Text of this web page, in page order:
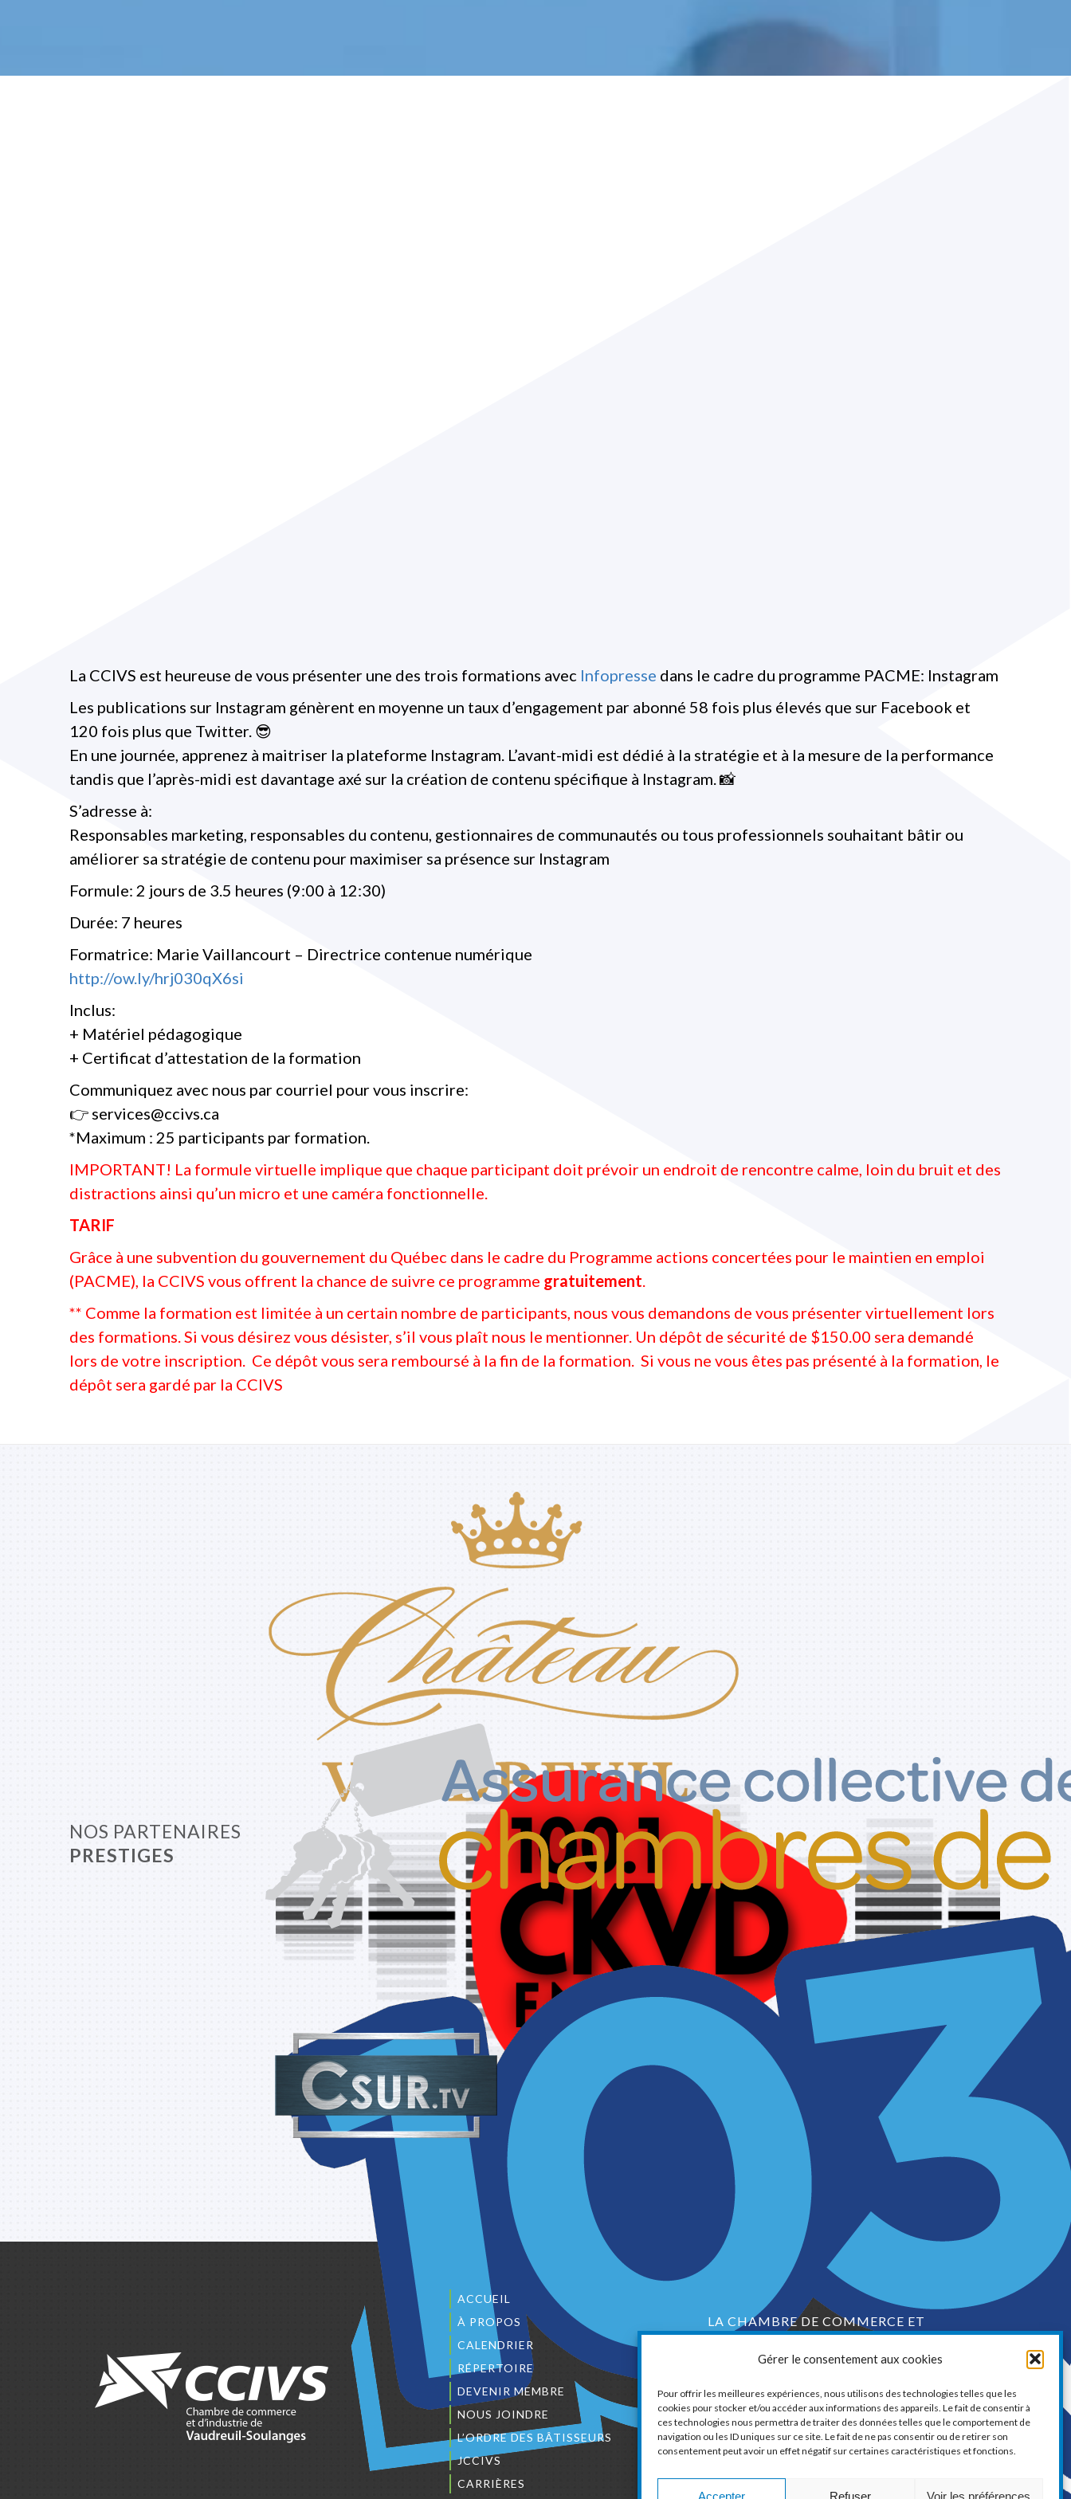
Gérer le consentement aux cookies
Pour offrir les meilleures expériences, nous utilisons des technologies telles que les
cookies pour stocker et/ou accéder aux informations des appareils. Le fait de consentir à
ces technologies nous permettra de traiter des données telles que le comportement de
navigation ou les ID uniques sur ce site. Le fait de ne pas consentir ou de retirer son
consentement peut avoir un effet négatif sur certaines caractéristiques et fonctions.
Accepter Refuser Voir les préférences
La CCIVS est heureuse de vous présenter une des trois formations avec Infopresse dans le cadre du programme PACME: Instagram
Les publications sur Instagram génèrent en moyenne un taux d’engagement par abonné 58 fois plus élevés que sur Facebook et
120 fois plus que Twitter. 😎
En une journée, apprenez à maitriser la plateforme Instagram. L’avant-midi est dédié à la stratégie et à la mesure de la performance
tandis que l’après-midi est davantage axé sur la création de contenu spécifique à Instagram. 📸
S’adresse à:
Responsables marketing, responsables du contenu, gestionnaires de communautés ou tous professionnels souhaitant bâtir ou
améliorer sa stratégie de contenu pour maximiser sa présence sur Instagram
Formule: 2 jours de 3.5 heures (9:00 à 12:30)
Durée: 7 heures
Formatrice: Marie Vaillancourt – Directrice contenue numérique
http://ow.ly/hrj030qX6si
Inclus:
+ Matériel pédagogique
+ Certificat d’attestation de la formation
Communiquez avec nous par courriel pour vous inscrire:
👉 services@ccivs.ca
*Maximum : 25 participants par formation.
IMPORTANT! La formule virtuelle implique que chaque participant doit prévoir un endroit de rencontre calme, loin du bruit et des
distractions ainsi qu’un micro et une caméra fonctionnelle.
TARIF
Grâce à une subvention du gouvernement du Québec dans le cadre du Programme actions concertées pour le maintien en emploi
(PACME), la CCIVS vous offrent la chance de suivre ce programme gratuitement.
** Comme la formation est limitée à un certain nombre de participants, nous vous demandons de vous présenter virtuellement lors
des formations. Si vous désirez vous désister, s’il vous plaît nous le mentionner. Un dépôt de sécurité de $150.00 sera demandé
lors de votre inscription. Ce dépôt vous sera remboursé à la fin de la formation. Si vous ne vous êtes pas présenté à la formation, le
dépôt sera gardé par la CCIVS
NOS PARTENAIRES
PRESTIGES
ACCUEIL
À PROPOS
CALENDRIER
RÉPERTOIRE
DEVENIR MEMBRE
NOUS JOINDRE
L’ORDRE DES BÂTISSEURS
JCCIVS
CARRIÈRES
LA CHAMBRE DE COMMERCE ET
D’INDUSTRIE DE VAUDREUIL-SOULANGES
11, boul. de la Cité-des-Jeunes, Suite 201
J7V 0N3
Téléphone :450 424-6886
Courriel :communications@ccivs.ca